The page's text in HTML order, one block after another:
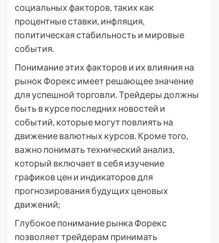
социальных факторов, таких как
процентные ставки, инфляция,
политическая стабильность и мировые
события.
Понимание этих факторов и их влияния на
рынок Форекс имеет решающее значение
для успешной торговли. Трейдеры должны
быть в курсе последних новостей и
событий, которые могут повлиять на
движение валютных курсов. Кроме того,
важно понимать технический анализ,
который включает в себя изучение
графиков цен и индикаторов для
прогнозирования будущих ценовых
движений;
Глубокое понимание рынка Форекс
позволяет трейдерам принимать